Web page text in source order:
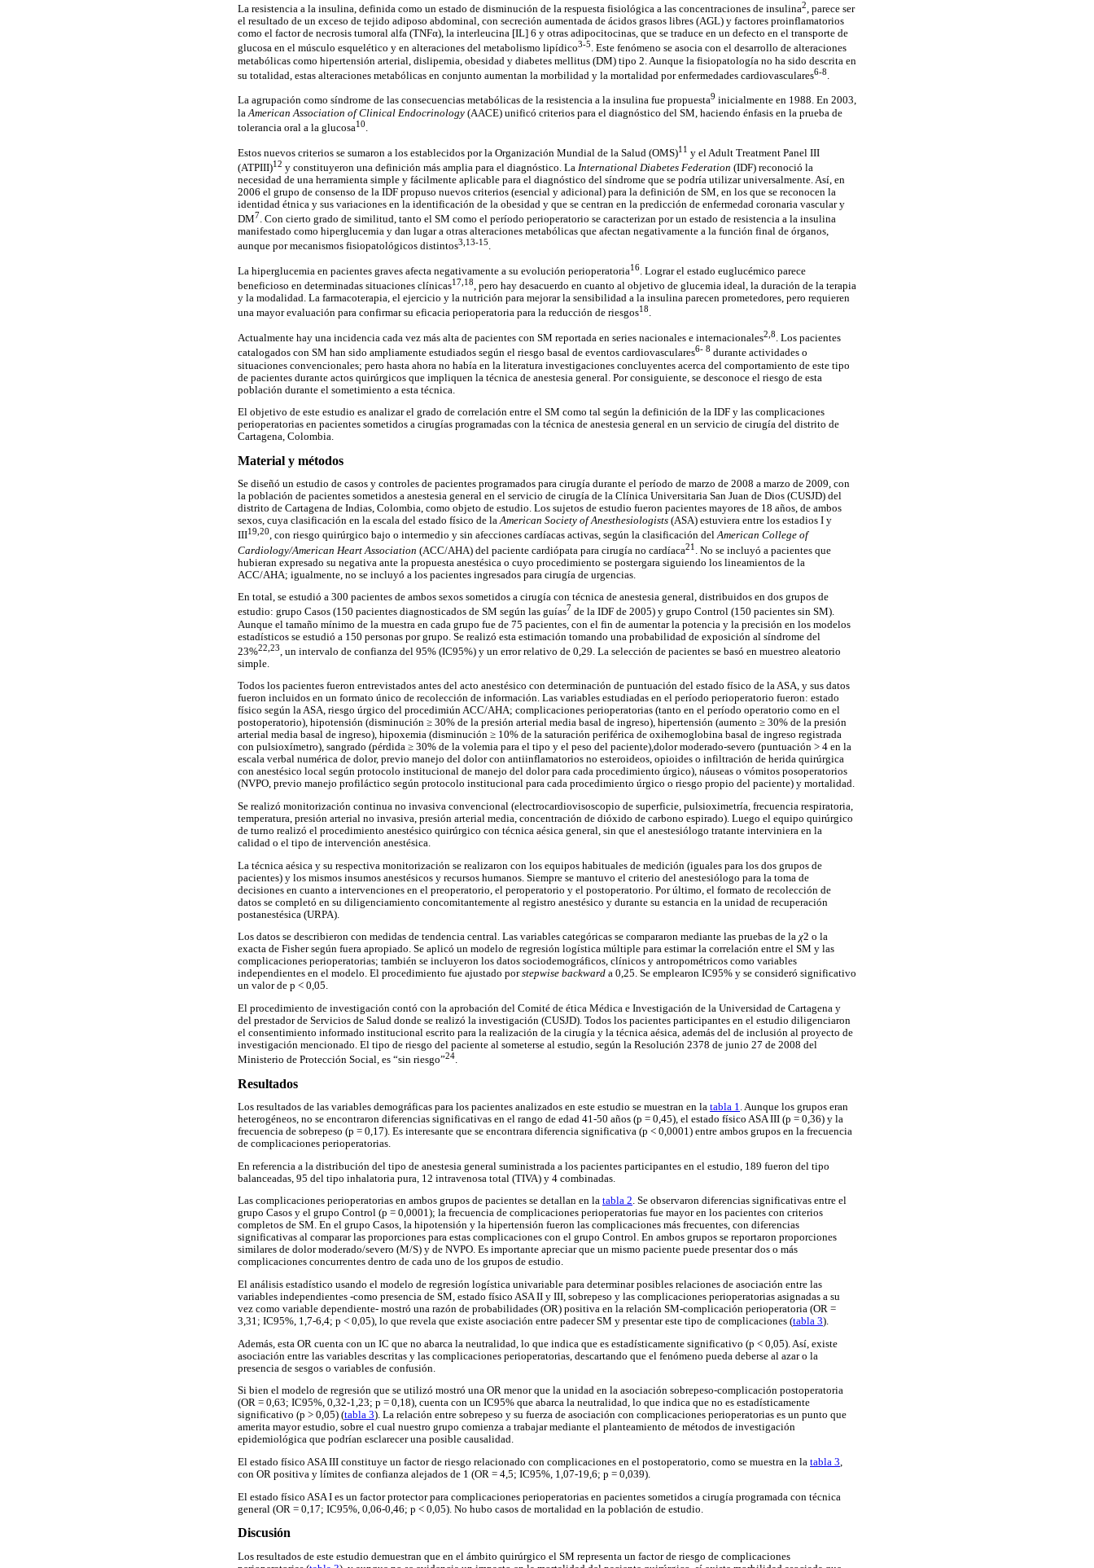
La resistencia a la insulina, definida como un estado de disminución de la respuesta fisiológica a las concentraciones de insulina2, parece ser
el resultado de un exceso de tejido adiposo abdominal, con secreción aumentada de ácidos grasos libres (AGL) y factores proinflamatorios
como el factor de necrosis tumoral alfa (TNFα), la interleucina [IL] 6 y otras adipocitocinas, que se traduce en un defecto en el transporte de
glucosa en el músculo esquelético y en alteraciones del metabolismo lipídico3-5. Este fenómeno se asocia con el desarrollo de alteraciones
metabólicas como hipertensión arterial, dislipemia, obesidad y diabetes mellitus (DM) tipo 2. Aunque la fisiopatología no ha sido descrita en
su totalidad, estas alteraciones metabólicas en conjunto aumentan la morbilidad y la mortalidad por enfermedades cardiovasculares6-8.
La agrupación como síndrome de las consecuencias metabólicas de la resistencia a la insulina fue propuesta9 inicialmente en 1988. En 2003,
la American Association of Clinical Endocrinology (AACE) unificó criterios para el diagnóstico del SM, haciendo énfasis en la prueba de
tolerancia oral a la glucosa10.
Estos nuevos criterios se sumaron a los establecidos por la Organización Mundial de la Salud (OMS)11 y el Adult Treatment Panel III
(ATPIII)12 y constituyeron una definición más amplia para el diagnóstico. La International Diabetes Federation (IDF) reconoció la
necesidad de una herramienta simple y fácilmente aplicable para el diagnóstico del síndrome que se podría utilizar universalmente. Así, en
2006 el grupo de consenso de la IDF propuso nuevos criterios (esencial y adicional) para la definición de SM, en los que se reconocen la
identidad étnica y sus variaciones en la identificación de la obesidad y que se centran en la predicción de enfermedad coronaria vascular y
DM7. Con cierto grado de similitud, tanto el SM como el período perioperatorio se caracterizan por un estado de resistencia a la insulina
manifestado como hiperglucemia y dan lugar a otras alteraciones metabólicas que afectan negativamente a la función final de órganos,
aunque por mecanismos fisiopatológicos distintos3,13-15.
La hiperglucemia en pacientes graves afecta negativamente a su evolución perioperatoria16. Lograr el estado euglucémico parece
beneficioso en determinadas situaciones clínicas17,18, pero hay desacuerdo en cuanto al objetivo de glucemia ideal, la duración de la terapia
y la modalidad. La farmacoterapia, el ejercicio y la nutrición para mejorar la sensibilidad a la insulina parecen prometedores, pero requieren
una mayor evaluación para confirmar su eficacia perioperatoria para la reducción de riesgos18.
Actualmente hay una incidencia cada vez más alta de pacientes con SM reportada en series nacionales e internacionales2,8. Los pacientes
catalogados con SM han sido ampliamente estudiados según el riesgo basal de eventos cardiovasculares6- 8 durante actividades o
situaciones convencionales; pero hasta ahora no había en la literatura investigaciones concluyentes acerca del comportamiento de este tipo
de pacientes durante actos quirúrgicos que impliquen la técnica de anestesia general. Por consiguiente, se desconoce el riesgo de esta
población durante el sometimiento a esta técnica.
El objetivo de este estudio es analizar el grado de correlación entre el SM como tal según la definición de la IDF y las complicaciones
perioperatorias en pacientes sometidos a cirugías programadas con la técnica de anestesia general en un servicio de cirugía del distrito de
Cartagena, Colombia.
Material y métodos
Se diseñó un estudio de casos y controles de pacientes programados para cirugía durante el período de marzo de 2008 a marzo de 2009, con
la población de pacientes sometidos a anestesia general en el servicio de cirugía de la Clínica Universitaria San Juan de Dios (CUSJD) del
distrito de Cartagena de Indias, Colombia, como objeto de estudio. Los sujetos de estudio fueron pacientes mayores de 18 años, de ambos
sexos, cuya clasificación en la escala del estado físico de laAmerican Society of Anesthesiologists (ASA) estuviera entre los estadios I y
III19,20, con riesgo quirúrgico bajo o intermedio y sin afecciones cardíacas activas, según la clasificación delAmerican College of
Cardiology/American Heart Association (ACC/AHA) del paciente cardiópata para cirugía no cardíaca21
. No se incluyó a pacientes que
hubieran expresado su negativa ante la propuesta anestésica o cuyo procedimiento se postergara siguiendo los lineamientos de la
ACC/AHA; igualmente, no se incluyó a los pacientes ingresados para cirugía de urgencias.
En total, se estudió a 300 pacientes de ambos sexos sometidos a cirugía con técnica de anestesia general, distribuidos en dos grupos de
estudio: grupo Casos (150 pacientes diagnosticados de SM según las guías7 de la IDF de 2005) y grupo Control (150 pacientes sin SM).
Aunque el tamaño mínimo de la muestra en cada grupo fue de 75 pacientes, con el fin de aumentar la potencia y la precisión en los modelos
estadísticos se estudió a 150 personas por grupo. Se realizó esta estimación tomando una probabilidad de exposición al síndrome del
23%22,23
, un intervalo de confianza del 95% (IC95%) y un error relativo de 0,29. La selección de pacientes se basó en muestreo aleatorio
simple.
Todos los pacientes fueron entrevistados antes del acto anestésico con determinación de puntuación del estado físico de la ASA, y sus datos
fueron incluidos en un formato único de recolección de información. Las variables estudiadas en el período perioperatorio fueron: estado
físico según la ASA, riesgo úrgico del procedimiún ACC/AHA; complicaciones perioperatorias (tanto en el período operatorio como en el
postoperatorio), hipotensión (disminución ≥ 30% de la presión arterial media basal de ingreso), hipertensión (aumento ≥ 30% de la presión
arterial media basal de ingreso), hipoxemia (disminución ≥ 10% de la saturación periférica de oxihemoglobina basal de ingreso registrada
con pulsioxímetro), sangrado (pérdida ≥ 30% de la volemia para el tipo y el peso del paciente),dolor moderado-severo (puntuación > 4 en la
escala verbal numérica de dolor, previo manejo del dolor con antiinflamatorios no esteroideos, opioides o infiltración de herida quirúrgica
con anestésico local según protocolo institucional de manejo del dolor para cada procedimiento úrgico), náuseas o vómitos posoperatorios
(NVPO, previo manejo profiláctico según protocolo institucional para cada procedimiento úrgico o riesgo propio del paciente) y mortalidad.
Se realizó monitorización continua no invasiva convencional (electrocardiovisoscopio de superficie, pulsioximetría, frecuencia respiratoria,
temperatura, presión arterial no invasiva, presión arterial media, concentración de dióxido de carbono espirado). Luego el equipo quirúrgico
de turno realizó el procedimiento anestésico quirúrgico con técnica aésica general, sin que el anestesiólogo tratante interviniera en la
calidad o el tipo de intervención anestésica.
La técnica aésica y su respectiva monitorización se realizaron con los equipos habituales de medición (iguales para los dos grupos de
pacientes) y los mismos insumos anestésicos y recursos humanos. Siempre se mantuvo el criterio del anestesiólogo para la toma de
decisiones en cuanto a intervenciones en el preoperatorio, el peroperatorio y el postoperatorio. Por último, el formato de recolección de
datos se completó en su diligenciamiento concomitantemente al registro anestésico y durante su estancia en la unidad de recuperación
postanestésica (URPA).
Los datos se describieron con medidas de tendencia central. Las variables categóricas se compararon mediante las pruebas de la χ2 o la
exacta de Fisher según fuera apropiado. Se aplicó un modelo de regresión logística múltiple para estimar la correlación entre el SM y las
complicaciones perioperatorias; también se incluyeron los datos sociodemográficos, clínicos y antropométricos como variables
independientes en el modelo. El procedimiento fue ajustado porstepwise backward a 0,25. Se emplearon IC95% y se consideró significativo
un valor de p < 0,05.
El procedimiento de investigación contó con la aprobación del Comité de ética Médica e Investigación de la Universidad de Cartagena y
del prestador de Servicios de Salud donde se realizó la investigación (CUSJD). Todos los pacientes participantes en el estudio diligenciaron
el consentimiento informado institucional escrito para la realización de la cirugía y la técnica aésica, además del de inclusión al proyecto de
investigación mencionado. El tipo de riesgo del paciente al someterse al estudio, según la Resolución 2378 de junio 27 de 2008 del
Ministerio de Protección Social, es “sin riesgo”24.
Resultados
Los resultados de las variables demográficas para los pacientes analizados en este estudio se muestran en la tabla 1. Aunque los grupos eran
heterogéneos, no se encontraron diferencias significativas en el rango de edad 41-50 años (p = 0,45), el estado físico ASA III (p = 0,36) y la
frecuencia de sobrepeso (p = 0,17). Es interesante que se encontrara diferencia significativa (p < 0,0001) entre ambos grupos en la frecuencia
de complicaciones perioperatorias.
En referencia a la distribución del tipo de anestesia general suministrada a los pacientes participantes en el estudio, 189 fueron del tipo
balanceadas, 95 del tipo inhalatoria pura, 12 intravenosa total (TIVA) y 4 combinadas.
Las complicaciones perioperatorias en ambos grupos de pacientes se detallan en la tabla 2. Se observaron diferencias significativas entre el
grupo Casos y el grupo Control (p = 0,0001); la frecuencia de complicaciones perioperatorias fue mayor en los pacientes con criterios
completos de SM. En el grupo Casos, la hipotensión y la hipertensión fueron las complicaciones más frecuentes, con diferencias
significativas al comparar las proporciones para estas complicaciones con el grupo Control. En ambos grupos se reportaron proporciones
similares de dolor moderado/severo (M/S) y de NVPO. Es importante apreciar que un mismo paciente puede presentar dos o más
complicaciones concurrentes dentro de cada uno de los grupos de estudio.
El análisis estadístico usando el modelo de regresión logística univariable para determinar posibles relaciones de asociación entre las
variables independientes -como presencia de SM, estado físico ASA II y III, sobrepeso y las complicaciones perioperatorias asignadas a su
vez como variable dependiente- mostró una razón de probabilidades (OR) positiva en la relación SM-complicación perioperatoria (OR =
3,31; IC95%, 1,7-6,4; p < 0,05), lo que revela que existe asociación entre padecer SM y presentar este tipo de complicaciones (tabla 3).
Además, esta OR cuenta con un IC que no abarca la neutralidad, lo que indica que es estadísticamente significativo (p < 0,05). Así, existe
asociación entre las variables descritas y las complicaciones perioperatorias, descartando que el fenómeno pueda deberse al azar o la
presencia de sesgos o variables de confusión.
Si bien el modelo de regresión que se utilizó mostró una OR menor que la unidad en la asociación sobrepeso-complicación postoperatoria
(OR = 0,63; IC95%, 0,32-1,23; p = 0,18), cuenta con un IC95% que abarca la neutralidad, lo que indica que no es estadísticamente
significativo (p > 0,05) (tabla 3). La relación entre sobrepeso y su fuerza de asociación con complicaciones perioperatorias es un punto que
amerita mayor estudio, sobre el cual nuestro grupo comienza a trabajar mediante el planteamiento de métodos de investigación
epidemiológica que podrían esclarecer una posible causalidad.
El estado físico ASA III constituye un factor de riesgo relacionado con complicaciones en el postoperatorio, como se muestra en la tabla 3,
con OR positiva y límites de confianza alejados de 1 (OR = 4,5; IC95%, 1,07-19,6; p = 0,039).
El estado físico ASA I es un factor protector para complicaciones perioperatorias en pacientes sometidos a cirugía programada con técnica
general (OR = 0,17; IC95%, 0,06-0,46; p < 0,05). No hubo casos de mortalidad en la población de estudio.
Discusión
Los resultados de este estudio demuestran que en el ámbito quirúrgico el SM representa un factor de riesgo de complicaciones